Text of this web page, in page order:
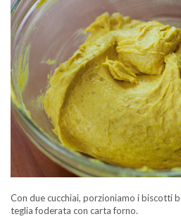
Con due cucchiai, porzioniamo i biscotti
teglia foderata con carta forno.